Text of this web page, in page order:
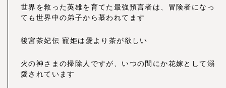
世界を救った英雄を育てた最強預言者は、冒険者になっ
ても世界中の弟子から慕われてます
後宮茶妃伝 寵姫は愛より茶が欲しい
火の神さまの掃除人ですが、いつの間にか花嫁として溺
愛されています